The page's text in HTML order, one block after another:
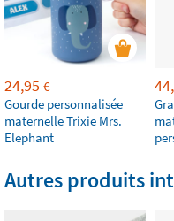
24,95 €
Gourde personnalisée
maternelle Trixie Mrs.
Elephant
Autres produits